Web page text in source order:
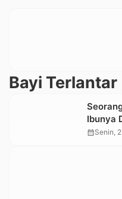
Bayi Terlantar
Ibunya
di
calendar_monthSenin,